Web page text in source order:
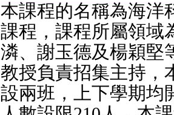
本課程的名稱為海洋
課程，課程所屬領域
潾、謝玉德及楊穎堅
教授負責招集主持，
設兩班，上下學期均